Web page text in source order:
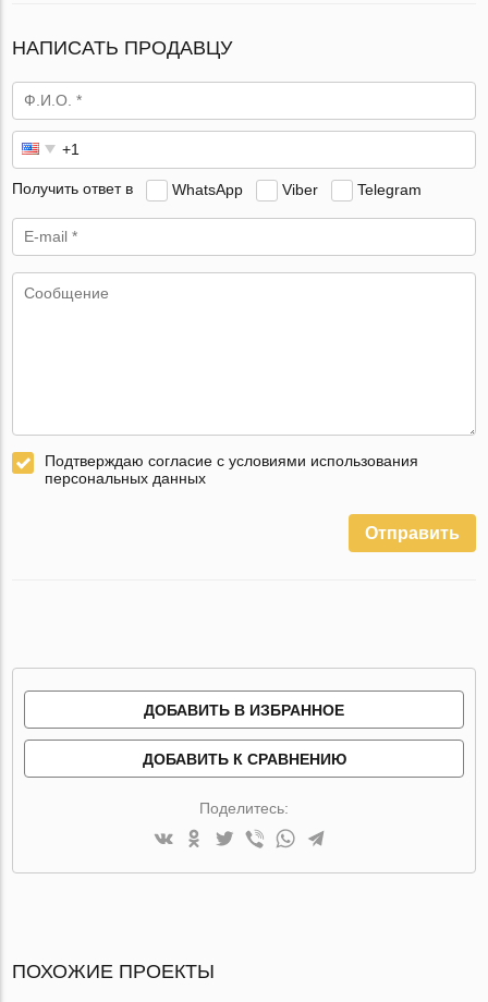
НАПИСАТЬ ПРОДАВЦУ
Получить ответ в WhatsApp Viber Telegram
Подтверждаю согласие с условиями использования
персональных данных
Отправить
ДОБАВИТЬ В ИЗБРАННОЕ
ДОБАВИТЬ К СРАВНЕНИЮ
Поделитесь:
ПОХОЖИЕ ПРОЕКТЫ